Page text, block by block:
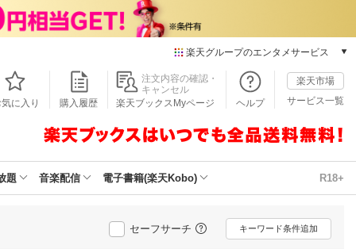
楽天グループのエンタメサービス
本/ゲーム/CD/DVD
楽天ブックス
楽天Kobo
動画配信
楽天TV
気に入り 購入履歴
注文内容の確認・
キャンセル
楽天ブックスMyページ
ヘルプ
楽天市場
サービス一覧
題 音楽配信 電子書籍(楽天Kobo) R18+
セーフサーチ キーワード条件追加